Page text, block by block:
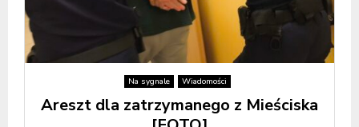
Na sygnale Wiadomości
Areszt dla zatrzymanego z Mieściska